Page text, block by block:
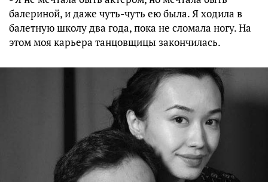
балериной, и даже чуть-чуть ею была. Я ходила в
балетную школу два года, пока не сломала ногу. На
этом моя карьера танцовщицы закончилась.